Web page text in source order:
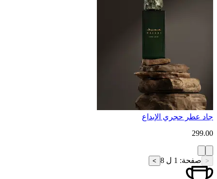
جاد عطر حجري الإبداع
299.00
< صفحة: 1 ل 8 >